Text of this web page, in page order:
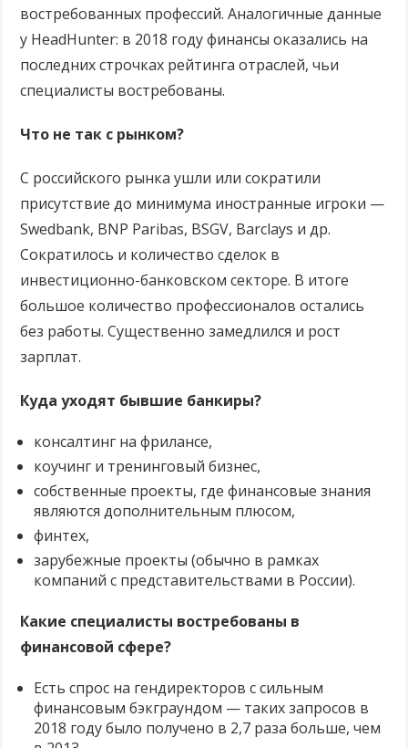
востребованных профессий. Аналогичные данные
у HeadHunter: в 2018 году финансы оказались на
последних строчках рейтинга отраслей, чьи
специалисты востребованы.
Что не так с рынком?
С российского рынка ушли или сократили
присутствие до минимума иностранные игроки —
Swedbank, BNP Paribas, BSGV, Barclays и др.
Сократилось и количество сделок в
инвестиционно-банковском секторе. В итоге
большое количество профессионалов остались
без работы. Существенно замедлился и рост
зарплат.
Куда уходят бывшие банкиры?
консалтинг на фрилансе,
коучинг и тренинговый бизнес,
собственные проекты, где финансовые знания
являются дополнительным плюсом,
финтех,
зарубежные проекты (обычно в рамках
компаний с представительствами в России).
Какие специалисты востребованы в
финансовой сфере?
Есть спрос на гендиректоров с сильным
финансовым бэкграундом — таких запросов в
2018 году было получено в 2,7 раза больше, чем